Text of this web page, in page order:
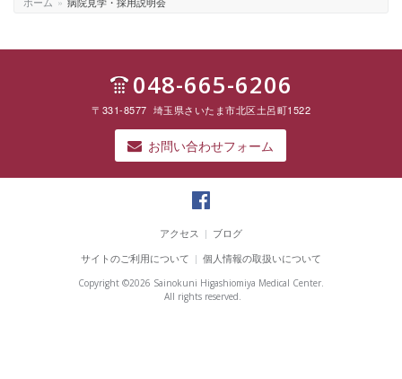
048-665-6206
〒331-8577 埼玉県さいたま市北区土呂町1522
お問い合わせフォーム
の
東
宮
メ
アクセス | ブログ
サイトのご利用について | 個人情報の取扱いについて
Copyright ©2026 Sainokuni Higashiomiya Medical Center.
All rights reserved.